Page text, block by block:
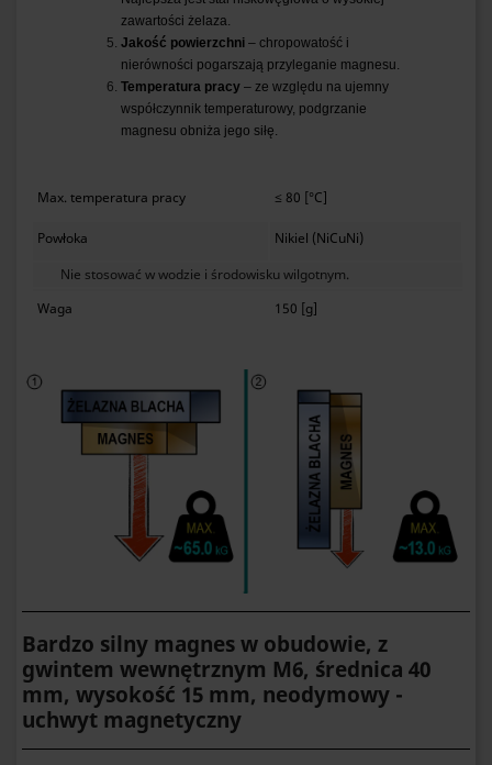
zawartości żelaza.
Jakość powierzchni – chropowatość i
nierówności pogarszają przyleganie magnesu.
Temperatura pracy – ze względu na ujemny
współczynnik temperaturowy, podgrzanie
magnesu obniża jego siłę.
Max. temperatura pracy ≤ 80 [°C]
Powłoka
Nikiel (NiCuNi)
Nie stosować w wodzie i środowisku wilgotnym.
Waga
150 [g]
Bardzo silny magnes w obudowie, z
gwintem wewnętrznym M6, średnica 40
mm, wysokość 15 mm, neodymowy -
uchwyt magnetyczny